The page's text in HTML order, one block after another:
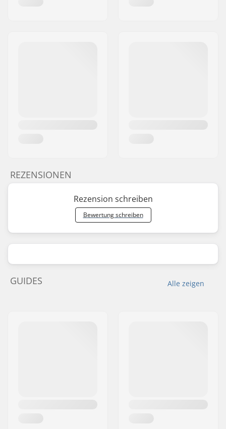
REZENSIONEN
Rezension schreiben
Bewertung schreiben
Alle zeigen
GUIDES